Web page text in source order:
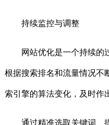
持续监控与调整
网站优化是一个持续的
根据搜索排名和流量情况不
索引擎的算法变化，及时作
通过精准选取关键词、